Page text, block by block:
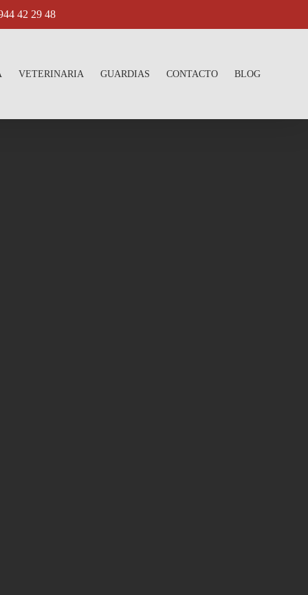
42 29 48
VETERINARIA GUARDIAS CONTACTO BLOG